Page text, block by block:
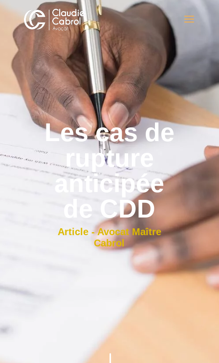
Les cas de
rupture
anticipée
de CDD
Article - Avocat Maître
Cabrol